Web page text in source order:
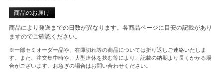
商品のお届け
商品により発送までの日数が異なります。各商品ページに目安の記載があり
ますのでご確認ください。
※一部セミオーダー品や、在庫切れ等の商品については折り返しご連絡いたしま
す。また、注文集中時や、大型連休を挟む等により、記載の納期より長くかかる場
合がございます。お急ぎの場合はお問い合わせください。